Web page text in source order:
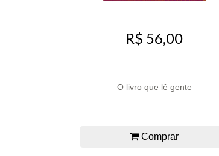
R$ 56,00
O livro que lê gente
Comprar